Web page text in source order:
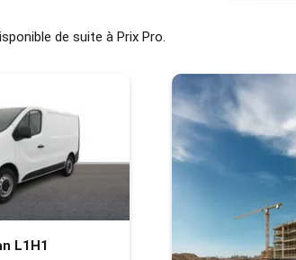
de suite à Prix Pro.
L1H1